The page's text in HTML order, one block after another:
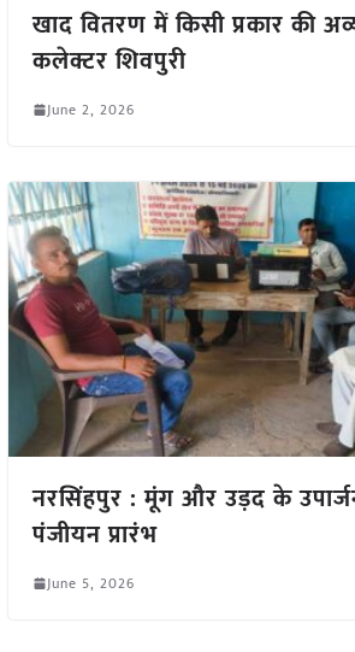
खाद वितरण में किसी प्रकार की
कलेक्टर शिवपुरी
June 2, 2026
नरसिंहपुर : मूंग और उड़द के
पंजीयन प्रारंभ
June 5, 2026